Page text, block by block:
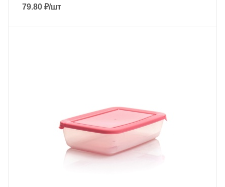
79.80 ₽/шт